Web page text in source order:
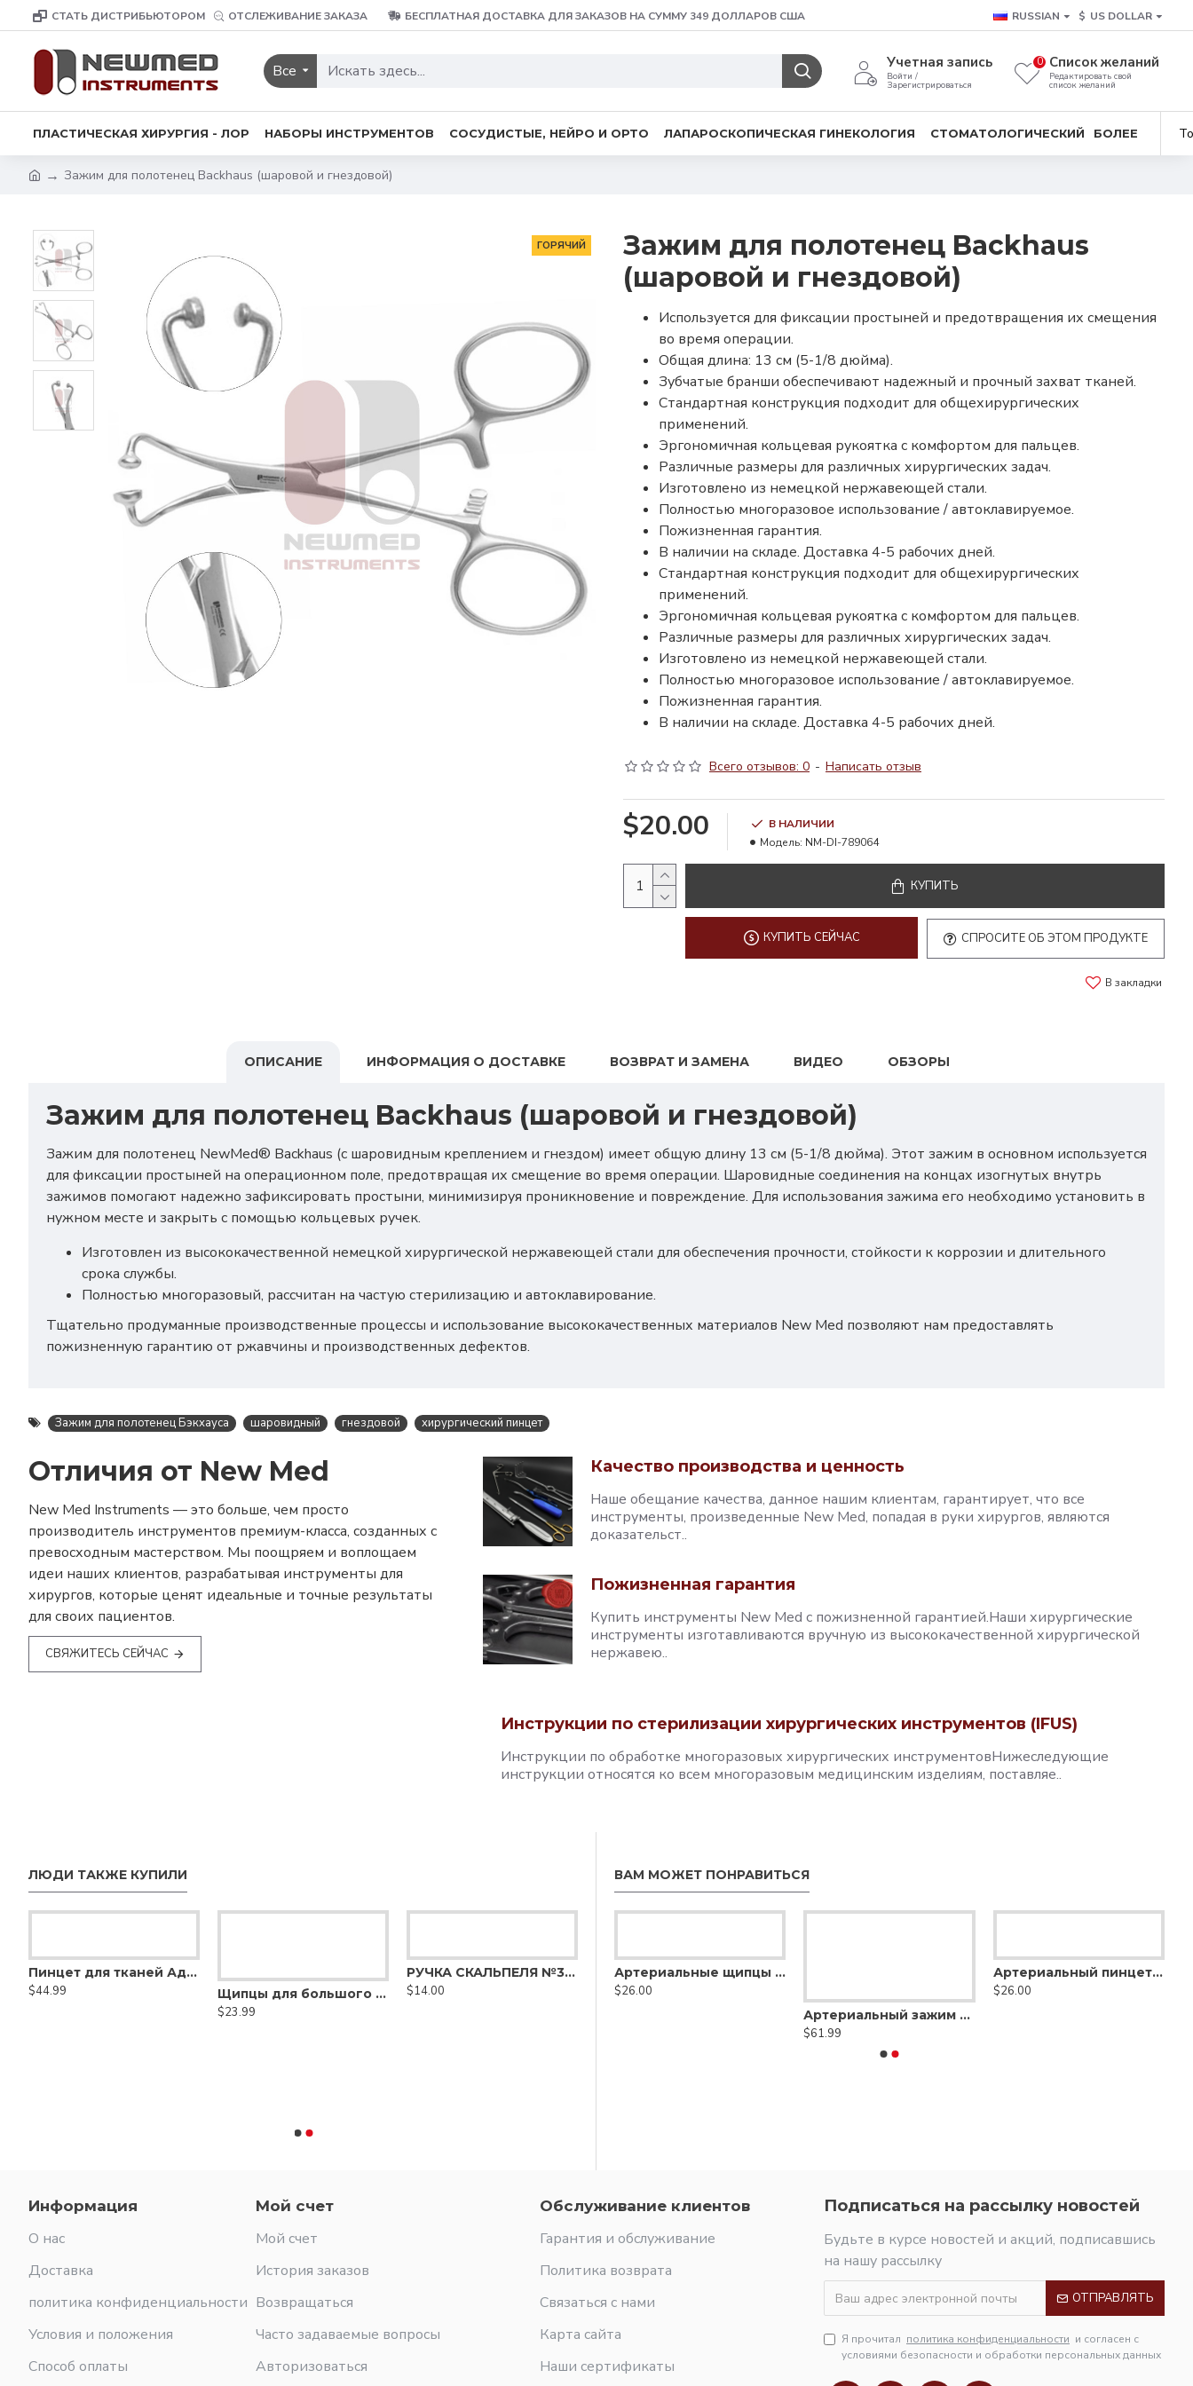
СТАТЬ ДИСТРИБЬЮТОРОМ ОТСЛЕЖИВАНИЕ ЗАКАЗА БЕСПЛАТНАЯ ДОСТАВКА ДЛЯ ЗАКАЗОВ НА СУММУ 349 ДОЛЛАРОВ США RUSSIAN $ US DOLLAR
Все Учетная запись
Войти /
Зарегистрироваться
Список желаний
Редактировать свой
список желаний
0
ПЛАСТИЧЕСКАЯ ХИРУРГИЯ - ЛОР НАБОРЫ ИНСТРУМЕНТОВ СОСУДИСТЫЕ, НЕЙРО И ОРТО ЛАПАРОСКОПИЧЕСКАЯ ГИНЕКОЛОГИЯ СТОМАТОЛОГИЧЕСКИЙ БОЛЕЕ
Зажим для полотенец Backhaus (шаровой и гнездовой)
ГОРЯЧИЙ
Зажим для полотенец Backhaus
(шаровой и гнездовой)
Используется для фиксации простыней и предотвращения их смещения
во время операции.
Общая длина: 13 см (5-1/8 дюйма).
Зубчатые бранши обеспечивают надежный и прочный захват тканей.
Стандартная конструкция подходит для общехирургических
применений.
Эргономичная кольцевая рукоятка с комфортом для пальцев.
Различные размеры для различных хирургических задач.
Изготовлено из немецкой нержавеющей стали.
Полностью многоразовое использование / автоклавируемое.
Пожизненная гарантия.
В наличии на складе. Доставка 4-5 рабочих дней.
Стандартная конструкция подходит для общехирургических
применений.
Эргономичная кольцевая рукоятка с комфортом для пальцев.
Различные размеры для различных хирургических задач.
Изготовлено из немецкой нержавеющей стали.
Полностью многоразовое использование / автоклавируемое.
Пожизненная гарантия.
В наличии на складе. Доставка 4-5 рабочих дней.
Всего отзывов: 0 - Написать отзыв
$20.00
В НАЛИЧИИ
Модель: NM-DI-789064
КУПИТЬ
КУПИТЬ СЕЙЧАС СПРОСИТЕ ОБ ЭТОМ ПРОДУКТЕ
В закладки
ОПИСАНИЕ ИНФОРМАЦИЯ О ДОСТАВКЕ ВОЗВРАТ И ЗАМЕНА ВИДЕО ОБЗОРЫ
Зажим для полотенец Backhaus (шаровой и гнездовой)
Зажим для полотенец NewMed® Backhaus (с шаровидным креплением и гнездом) имеет общую длину 13 см (5-1/8 дюйма). Этот зажим в основном используется
для фиксации простыней на операционном поле, предотвращая их смещение во время операции. Шаровидные соединения на концах изогнутых внутрь
зажимов помогают надежно зафиксировать простыни, минимизируя проникновение и повреждение. Для использования зажима его необходимо установить в
нужном месте и закрыть с помощью кольцевых ручек.
Изготовлен из высококачественной немецкой хирургической нержавеющей стали для обеспечения прочности, стойкости к коррозии и длительного
срока службы.
Полностью многоразовый, рассчитан на частую стерилизацию и автоклавирование.
Тщательно продуманные производственные процессы и использование высококачественных материалов New Med позволяют нам предоставлять
пожизненную гарантию от ржавчины и производственных дефектов.
Зажим для полотенец Бэкхауса шаровидный гнездовой хирургический пинцет
Отличия от New Med
New Med Instruments — это больше, чем просто
производитель инструментов премиум-класса, созданных с
превосходным мастерством. Мы поощряем и воплощаем
идеи наших клиентов, разрабатывая инструменты для
хирургов, которые ценят идеальные и точные результаты
для своих пациентов.
СВЯЖИТЕСЬ СЕЙЧАС
Качество производства и ценность
Наше обещание качества, данное нашим клиентам, гарантирует, что все
инструменты, произведенные New Med, попадая в руки хирургов, являются
доказательст..
Пожизненная гарантия
Купить инструменты New Med с пожизненной гарантией.Наши хирургические
инструменты изготавливаются вручную из высококачественной хирургической
нержавею..
Инструкции по стерилизации хирургических инструментов (IFUS)
Инструкции по обработке многоразовых хирургических инструментовНижеследующие
инструкции относятся ко всем многоразовым медицинским изделиям, поставляе..
ЛЮДИ ТАКЖЕ КУПИЛИ
Пинцет для тканей Адсона-Брауна
$44.99
Щипцы для большого пальца Adson - изогнутые кончики
$23.99
РУЧКА СКАЛЬПЕЛЯ №3 СТАНДАРТНАЯ
$14.00
ВАМ МОЖЕТ ПОНРАВИТЬСЯ
$21.80
$23.60
Артериальные щипцы Микера
$26.00
Артериальный зажим Харрингтона — продольные зубцы, изогнутый
$61.99
Артериальный пинцет Адсона
$26.00
Информация
О нас
Доставка
политика конфиденциальности
Условия и положения
Способ оплаты
Мой счет
Мой счет
История заказов
Возвращаться
Часто задаваемые вопросы
Авторизоваться
Обслуживание клиентов
Гарантия и обслуживание
Политика возврата
Связаться с нами
Карта сайта
Наши сертификаты
Подписаться на рассылку новостей
Будьте в курсе новостей и акций, подписавшись
на нашу рассылку
ОТПРАВЛЯТЬ
Я прочитал политика конфиденциальности и согласен с
условиями безопасности и обработки персональных данных